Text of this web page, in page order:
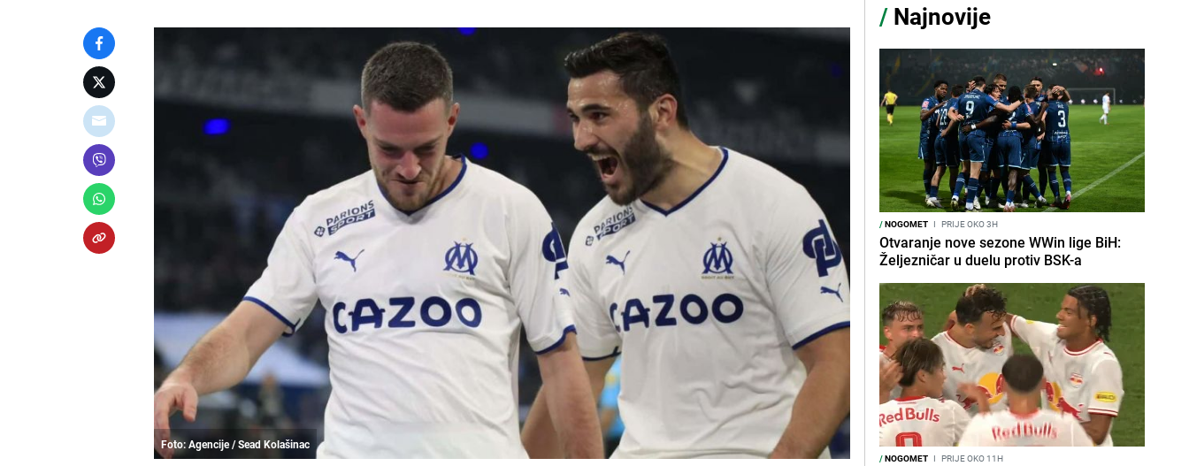
Foto: Agencije / Sead Kolašinac
/ Najnovije
/NOGOMET I PRIJE OKO 3H
Otvaranje nove sezone WWin lige BiH:
Željezničar u duelu protiv BSK-a
/NOGOMET I PRIJE OKO 11H